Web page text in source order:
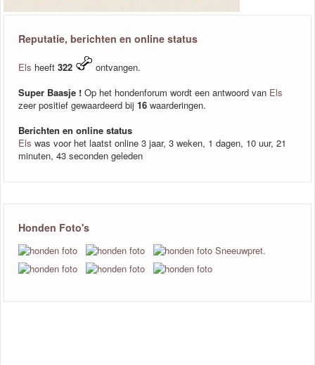
Reputatie, berichten en online status
Els heeft 322
ontvangen.
Super Baasje ! Op het hondenforum wordt een antwoord van Els
zeer positief gewaardeerd bij 16 waarderingen.
Berichten en online status
Els was voor het laatst online 3 jaar, 3 weken, 1 dagen, 10 uur, 21
minuten, 43 seconden geleden
Honden Foto's